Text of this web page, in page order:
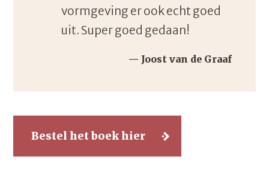
vormgeving er ook echt goed
uit. Super goed gedaan!
Joost van de Graaf
Bestel het boek hier